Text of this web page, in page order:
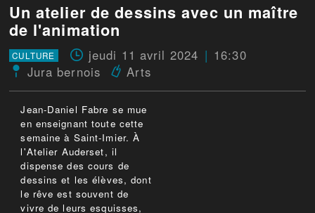
Un atelier de dessins avec un maître
de l'animation
CULTURE jeudi 11 avril 2024
16:30
Jura bernois
Arts
Jean-Daniel Fabre se mue
en enseignant toute cette
semaine à Saint-Imier. À
l'Atelier Auderset, il
dispense des cours de
dessins et les élèves, dont
le rêve est souvent de
vivre de leurs esquisses,